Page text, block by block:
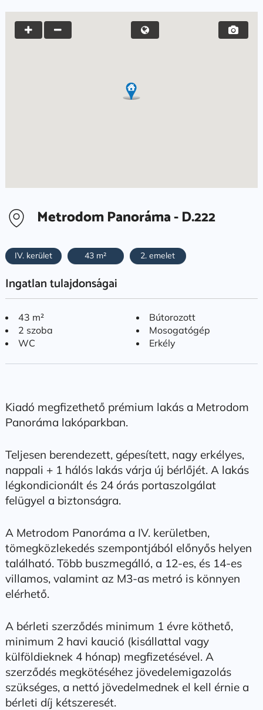
Metrodom Panoráma - D.222
IV. kerület 43 m² 2. emelet
Ingatlan tulajdonságai
43 m²
2 szoba
WC
Bútorozott
Mosogatógép
Erkély
Kiadó megfizethető prémium lakás a Metrodom
Panoráma lakóparkban.
Teljesen berendezett, gépesített, nagy erkélyes,
nappali + 1 hálós lakás várja új bérlőjét. A lakás
légkondicionált és 24 órás portaszolgálat
felügyel a biztonságra.
A Metrodom Panoráma a IV. kerületben,
tömegközlekedés szempontjából előnyős helyen
található. Több buszmegálló, a 12-es, és 14-es
villamos, valamint az M3-as metró is könnyen
elérhető.
A bérleti szerződés minimum 1 évre köthető,
minimum 2 havi kaució (kisállattal vagy
külföldieknek 4 hónap) megfizetésével. A
szerződés megkötéséhez jövedelemigazolás
szükséges, a nettó jövedelmednek el kell érnie a
bérleti díj kétszeresét.